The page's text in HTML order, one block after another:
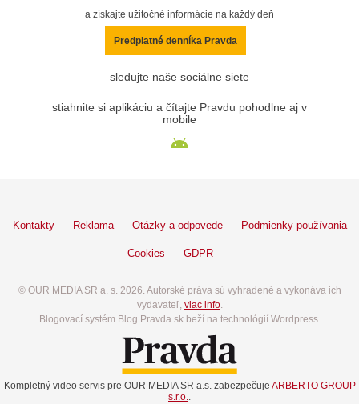
a získajte užitočné informácie na každý deň
Predplatné denníka Pravda
sledujte naše sociálne siete
stiahnite si aplikáciu a čítajte Pravdu pohodlne aj v
mobile
Kontakty Reklama Otázky a odpovede Podmienky používania
Cookies GDPR
© OUR MEDIA SR a. s. 2026. Autorské práva sú vyhradené a vykonáva ich
vydavateľ, viac info.
Blogovací systém Blog.Pravda.sk beží na technológií Wordpress.
Kompletný video servis pre OUR MEDIA SR a.s. zabezpečuje ARBERTO GROUP
s.r.o..